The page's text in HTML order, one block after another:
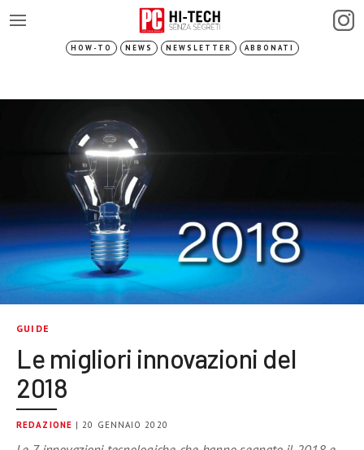
HOW-TO NEWS NEWSLETTER ABBONATI
GUIDE
Le migliori innovazioni del
2018
REDAZIONE | 20 GENNAIO 2020